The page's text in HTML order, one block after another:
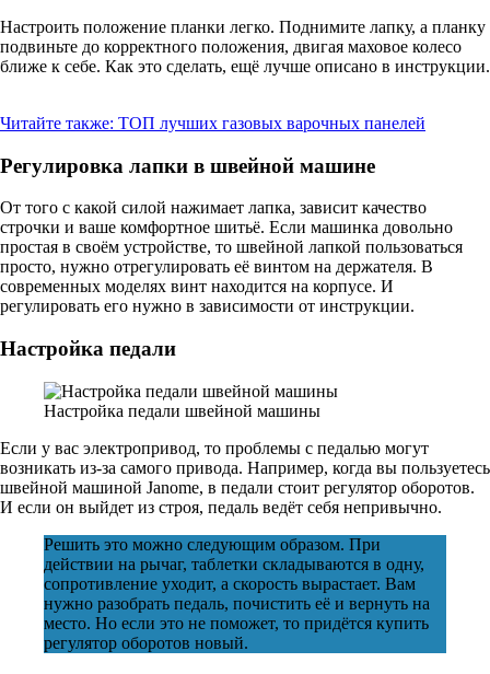
Настроить положение планки легко. Поднимите лапку, а планку
подвиньте до корректного положения, двигая маховое колесо
ближе к себе. Как это сделать, ещё лучше описано в инструкции.
Читайте также: ТОП лучших газовых варочных панелей
Регулировка лапки в швейной машине
От того с какой силой нажимает лапка, зависит качество
строчки и ваше комфортное шитьё. Если машинка довольно
простая в своём устройстве, то швейной лапкой пользоваться
просто, нужно отрегулировать её винтом на держателя. В
современных моделях винт находится на корпусе. И
регулировать его нужно в зависимости от инструкции.
Настройка педали
Настройка педали швейной машины
Если у вас электропривод, то проблемы с педалью могут
возникать из-за самого привода. Например, когда вы пользуетесь
швейной машиной Janome, в педали стоит регулятор оборотов.
И если он выйдет из строя, педаль ведёт себя непривычно.
Решить это можно следующим образом. При
действии на рычаг, таблетки складываются в одну,
сопротивление уходит, а скорость вырастает. Вам
нужно разобрать педаль, почистить её и вернуть на
место. Но если это не поможет, то придётся купить
регулятор оборотов новый.